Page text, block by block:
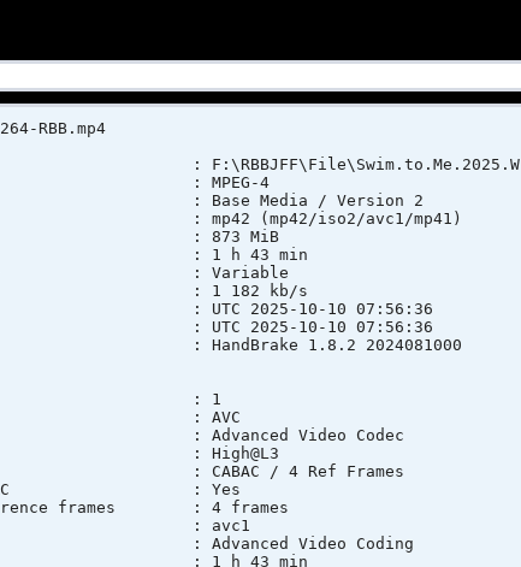
RBB.mp4
MPEG-4
: Base Media / Version 2
(mp42/iso2/avc1/mp41)
: 873 MiB
: 1 h 43 min
mode : Variable
: 1 182 kb/s
: UTC 2025-10-10 07:56:36
UTC 2025-10-10 07:56:36
: HandBrake 1.8.2 2024081000
: 1
: AVC
Advanced Video Codec
: High@L3
: CABAC / 4 Ref Frames
CABAC : Yes
frames : 4 frames
: avc1
: Advanced Video Coding
: 1 h 43 min